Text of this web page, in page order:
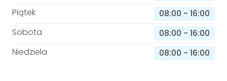
Piątek
08:00 - 16:00
Sobota
08:00 - 16:00
Niedziela
08:00 - 16:00